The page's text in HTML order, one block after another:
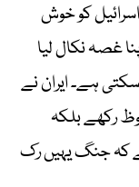
کو خوش
غصہ نکال لیا
ہے۔ ایران نے
رکھے بلکہ
کہ جنگ یہیں رک